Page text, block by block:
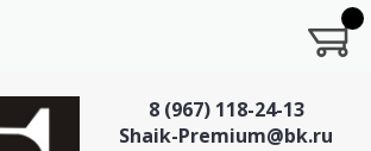
8 (967) 118-24-13
Shaik-Premium@bk.ru